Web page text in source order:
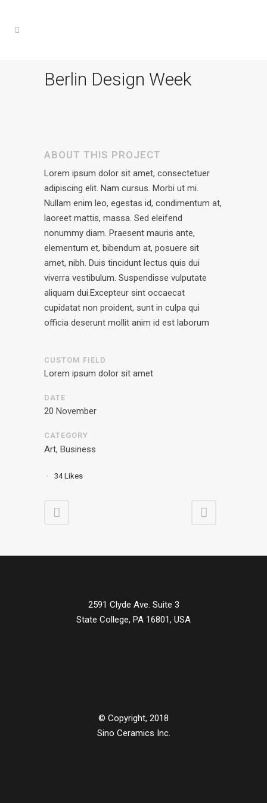
Berlin Design Week
ABOUT THIS PROJECT
Lorem ipsum dolor sit amet, consectetuer
adipiscing elit. Nam cursus. Morbi ut mi.
Nullam enim leo, egestas id, condimentum at,
laoreet mattis, massa. Sed eleifend
nonummy diam. Praesent mauris ante,
elementum et, bibendum at, posuere sit
amet, nibh. Duis tincidunt lectus quis dui
viverra vestibulum. Suspendisse vulputate
aliquam dui.Excepteur sint occaecat
cupidatat non proident, sunt in culpa qui
officia deserunt mollit anim id est laborum
CUSTOM FIELD
Lorem ipsum dolor sit amet
DATE
20 November
CATEGORY
Art, Business
34Likes
2591 Clyde Ave. Suite 3
State College, PA 16801, USA
© Copyright, 2018
Sino Ceramics Inc.